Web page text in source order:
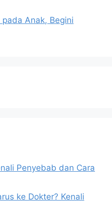
Anak, Begini
Penyebab dan Cara
ke Dokter? Kenali